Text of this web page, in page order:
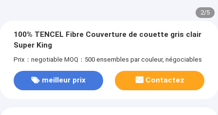
2/5
100% TENCEL Fibre Couverture de couette gris clair
Super King
Prix：negotiable MOQ：500 ensembles par couleur, négociables
meilleur prix Contactez